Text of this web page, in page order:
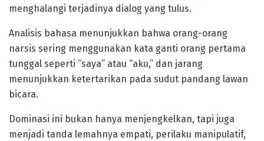
menghalangi terjadinya dialog yang tulus.
‎Analisis bahasa menunjukkan bahwa orang-orang
narsis sering menggunakan kata ganti orang pertama
tunggal seperti “saya” atau “aku,” dan jarang
menunjukkan ketertarikan pada sudut pandang lawan
bicara.
‎Dominasi ini bukan hanya menjengkelkan, tapi juga
menjadi tanda lemahnya empati, perilaku manipulatif,